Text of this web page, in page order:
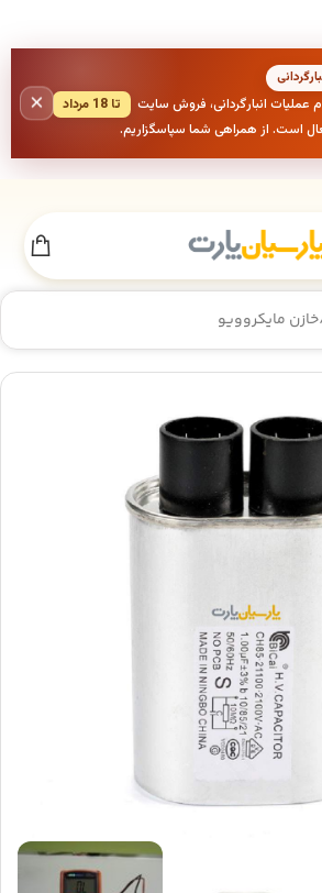
عملیات انبارگردانی، فروش سایت
تا 18 مرداد
است. از همراهی شما سپاسگزاریم.
×
خازن مایکروویو